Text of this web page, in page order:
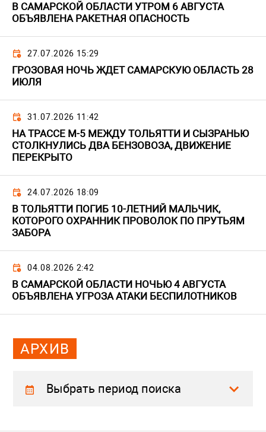
В САМАРСКОЙ ОБЛАСТИ УТРОМ 6 АВГУСТА
ОБЪЯВЛЕНА РАКЕТНАЯ ОПАСНОСТЬ
27.07.2026 15:29
ГРОЗОВАЯ НОЧЬ ЖДЕТ САМАРСКУЮ ОБЛАСТЬ 28
ИЮЛЯ
31.07.2026 11:42
НА ТРАССЕ М-5 МЕЖДУ ТОЛЬЯТТИ И СЫЗРАНЬЮ
СТОЛКНУЛИСЬ ДВА БЕНЗОВОЗА, ДВИЖЕНИЕ
ПЕРЕКРЫТО
24.07.2026 18:09
В ТОЛЬЯТТИ ПОГИБ 10-ЛЕТНИЙ МАЛЬЧИК,
КОТОРОГО ОХРАННИК ПРОВОЛОК ПО ПРУТЬЯМ
ЗАБОРА
04.08.2026 2:42
В САМАРСКОЙ ОБЛАСТИ НОЧЬЮ 4 АВГУСТА
ОБЪЯВЛЕНА УГРОЗА АТАКИ БЕСПИЛОТНИКОВ
АРХИВ
Выбрать период поиска